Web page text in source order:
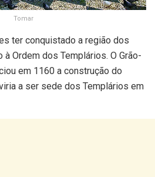
Tomar
ter conquistado a região dos
Ordem dos Templários. O Grão-
em 1160 a construção do
a ser sede dos Templários em